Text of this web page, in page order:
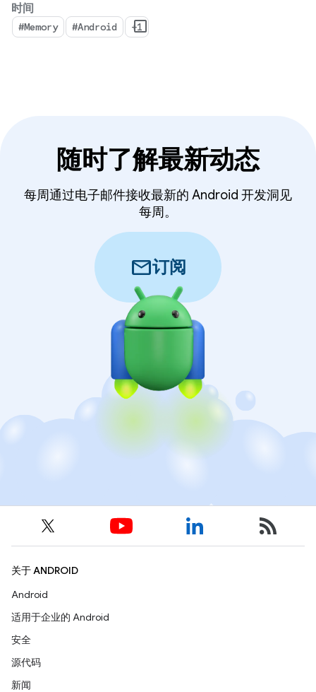
时间
#Memory #Android +1
随时了解最新动态
每周通过电子邮件接收最新的 Android 开发洞见
每周。
mail订阅
关于 ANDROID
Android
适用于企业的 Android
安全
源代码
新闻